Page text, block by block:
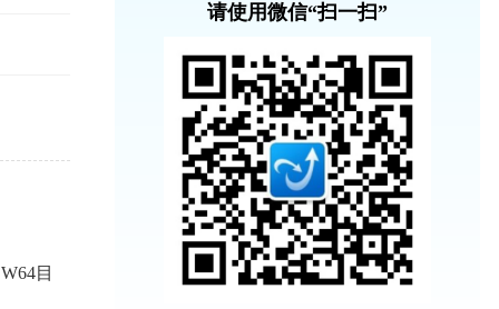
目
请使用微信“扫一扫”